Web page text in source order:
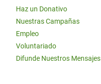
Haz un Donativo
Nuestras Campañas
Empleo
Voluntariado
Difunde Nuestros Mensajes